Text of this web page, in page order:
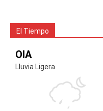
El Tiempo
OIA
Lluvia Ligera